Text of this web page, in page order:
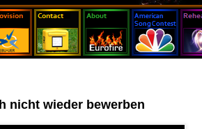
nicht wieder bewerben